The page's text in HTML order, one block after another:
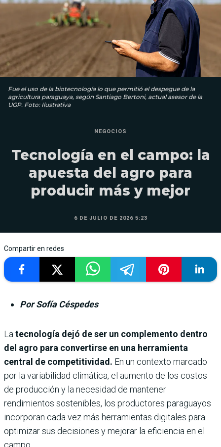
Fue el uso de la biotecnología lo que permitió el despegue de la
agricultura paraguaya, según Santiago Bertoni, actual asesor de la
UGP. Foto: Ilustrativa
NEGOCIOS
Tecnología en el campo: la
apuesta del agro para
producir más y mejor
6 DE JULIO DE 2026 5:23
Compartir en redes
Por Sofía Céspedes
La tecnología dejó de ser un complemento dentro
del agro para convertirse en una herramienta
central de competitividad. En un contexto marcado
por la variabilidad climática, el aumento de los costos
de producción y la necesidad de mantener
rendimientos sostenibles, los productores paraguayos
incorporan cada vez más herramientas digitales para
optimizar sus decisiones y mejorar la eficiencia en el
campo.